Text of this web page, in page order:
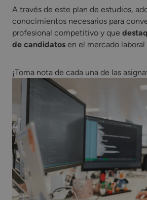
A través de este plan de estudios,
conocimientos necesarios para
profesional competitivo y que
de candidatos en el mercado laboral
¡Toma nota de cada una de las